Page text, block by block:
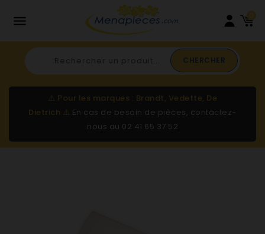
 0
CHERCHER
⚠️ Pour les marques : Brandt, Vedette, De
Dietrich ⚠️ En cas de besoin de pièces, contactez-
nous au 02 41 65 37 52